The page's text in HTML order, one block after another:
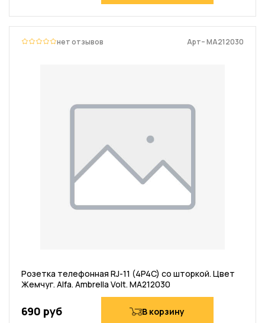
нет отзывов Арт– MA212030
Розетка телефонная RJ-11 (4P4C) со шторкой. Цвет
Жемчуг. Alfa. Ambrella Volt. MA212030
690 руб В корзину